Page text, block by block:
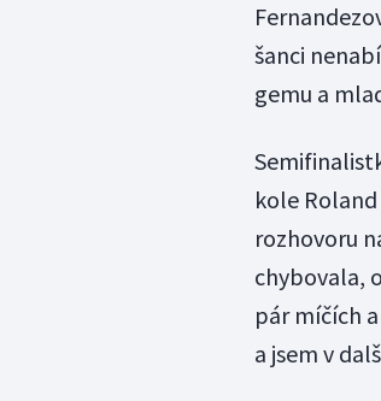
šanci
gemu a
kole
rozhovoru
chybovala,
pár míčích
a jsem v